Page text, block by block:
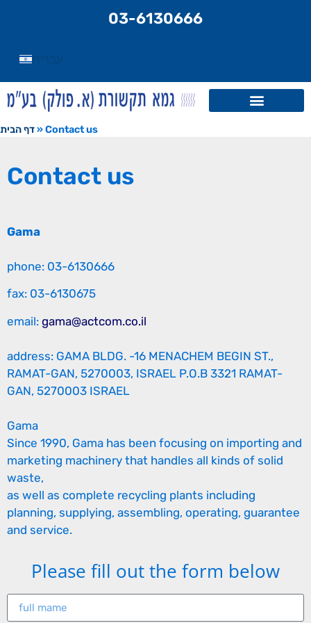
03-6130666
דף הבית»Contact us
Contact us
Gama
phone: 03-6130666
fax: 03-6130675
email: gama@actcom.co.il
address: GAMA BLDG. -16 MENACHEM BEGIN ST.,
RAMAT-GAN, 5270003, ISRAEL P.O.B 3321 RAMAT-
GAN, 5270003 ISRAEL
Gama
Since 1990, Gama has been focusing on importing and
marketing machinery that handles all kinds of solid
waste,
as well as complete recycling plants including
planning, supplying, assembling, operating, guarantee
and service.
Please fill out the form below